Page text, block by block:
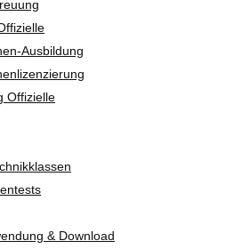
Ausbildung
Offizielle
& Download